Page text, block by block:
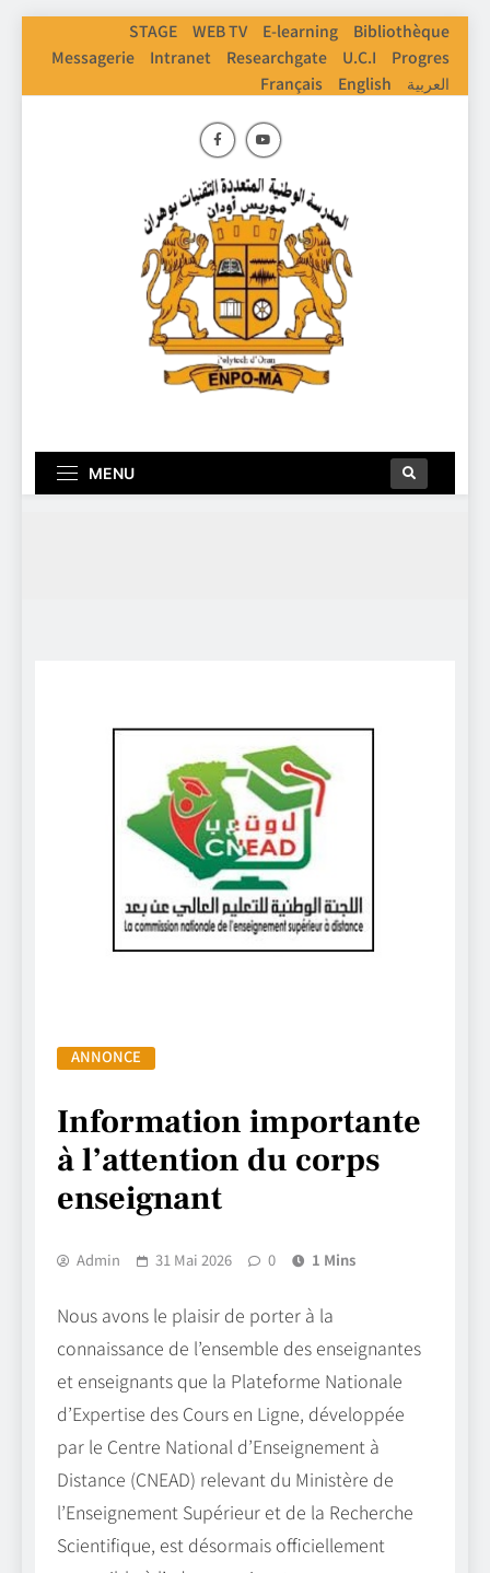
STAGE WEB TV E-learning
Bibliothèque
Messagerie
Intranet Researchgate U.C.I
Progres
Français
English العربية
MENU
ANNONCE
Information importante
à l’attention du corps
enseignant
Admin 31 Mai 2026 0 1 Mins
Nous avons le plaisir de porter à la
connaissance de l’ensemble des enseignantes
et enseignants que la Plateforme Nationale
d’Expertise des Cours en Ligne, développée
par le Centre National d’Enseignement à
Distance (CNEAD) relevant du Ministère de
l’Enseignement Supérieur et de la Recherche
Scientifique, est désormais officiellement